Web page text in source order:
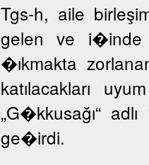
Tgs-h, aile
gelen ve i�inde
�ıkmakta
katılacakları
„G�kkusağı“
ge�irdi.